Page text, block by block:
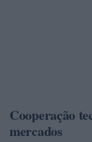
Cooperação
mercados